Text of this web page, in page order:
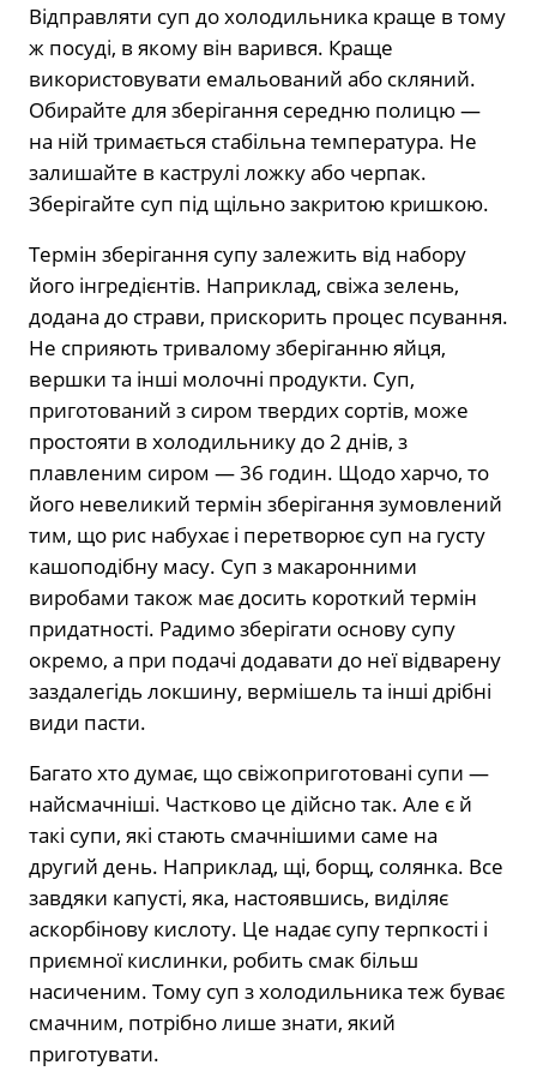
Відправляти суп до холодильника краще в тому
ж посуді, в якому він варився. Краще
використовувати емальований або скляний.
Обирайте для зберігання середню полицю —
на ній тримається стабільна температура. Не
залишайте в каструлі ложку або черпак.
Зберігайте суп під щільно закритою кришкою.
Термін зберігання супу залежить від набору
його інгредієнтів. Наприклад, свіжа зелень,
додана до страви, прискорить процес псування.
Не сприяють тривалому зберіганню яйця,
вершки та інші молочні продукти. Суп,
приготований з сиром твердих сортів, може
простояти в холодильнику до 2 днів, з
плавленим сиром — 36 годин. Щодо харчо, то
його невеликий термін зберігання зумовлений
тим, що рис набухає і перетворює суп на густу
кашоподібну масу. Суп з макаронними
виробами також має досить короткий термін
придатності. Радимо зберігати основу супу
окремо, а при подачі додавати до неї відварену
заздалегідь локшину, вермішель та інші дрібні
види пасти.
Багато хто думає, що свіжоприготовані супи —
найсмачніші. Частково це дійсно так. Але є й
такі супи, які стають смачнішими саме на
другий день. Наприклад, щі, борщ, солянка. Все
завдяки капусті, яка, настоявшись, виділяє
аскорбінову кислоту. Це надає супу терпкості і
приємної кислинки, робить смак більш
насиченим. Тому суп з холодильника теж буває
смачним, потрібно лише знати, який
приготувати.